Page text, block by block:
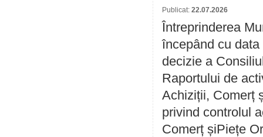
Publicat: 22.07.2026
Întreprinderea
începând cu
decizie a
Raportului de
Achiziții, Comerț
privind controlul
Comerț șiPiețe